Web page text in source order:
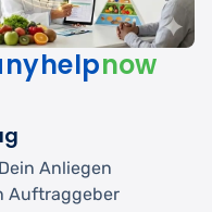
now
Anliegen
Auftraggeber